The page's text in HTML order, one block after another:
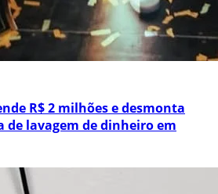
R$ 2 milhões e desmonta
de lavagem de dinheiro em